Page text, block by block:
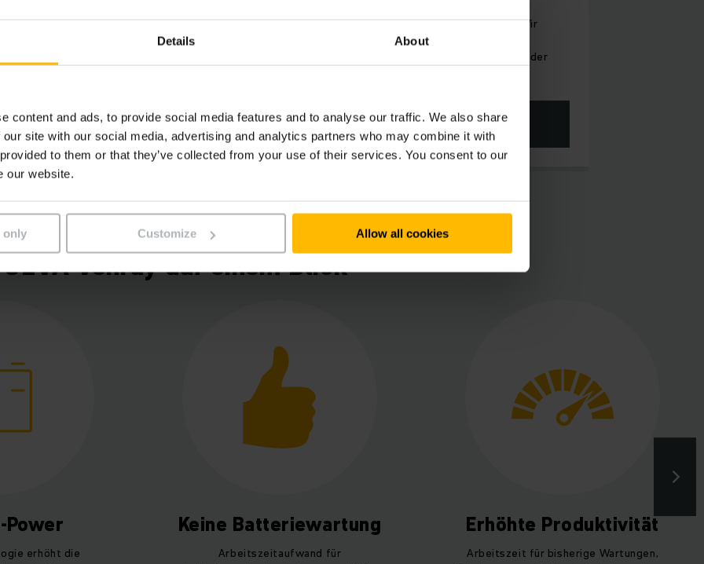
Details About
content and ads, to provide social media features and to analyse our traffic. We also share
site with our social media, advertising and analytics partners who may combine it with
to them or that they’ve collected from your use of their services. You consent to our
our website.
only Customize Allow all cookies
MEHR ERFAHREN
revolutioniert die Intralogistik. Wir
machen Ihnen den Einstieg in die
fortschrittlichste Technologie in der
MEHR ERFAHREN
CEVA Venray auf einem Blick
Power
erhöht die
Keine Batteriewartung
Arbeitszeitaufwand für
Erhöhte Produktivität
Arbeitszeit für bisherige Wartungen,